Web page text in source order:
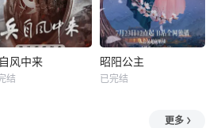
风中来
结
昭阳公主
已完结
更多